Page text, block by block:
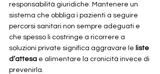
responsabilità giuridiche. Mantenere un
sistema che obbliga i pazienti a seguire
percorsi sanitari non sempre adeguati e
che spesso li costringe a ricorrere a
soluzioni private significa aggravare le liste
d’attesa e alimentare la cronicità invece di
prevenirla.